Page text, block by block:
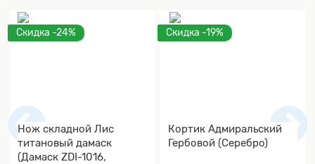
Скидка -24%
Нож складной Лис
титановый дамаск
(Дамаск ZDI-1016,
Скидка -19%
Кортик Адмиральский
Гербовой (Серебро)